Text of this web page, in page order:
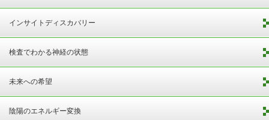
インサイトディスカバリー
検査でわかる神経の状態
未来への希望
陰陽のエネルギー変換